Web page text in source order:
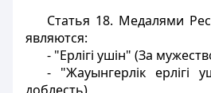
Статья 18. Медалями
являются:
- "Ерлiгi ушiн" (За
- "Жауынгерлiк ерлiгi